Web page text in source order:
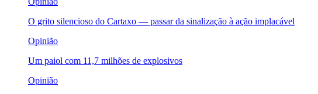
O grito silencioso do Cartaxo — passar da sinalização à ação implacável
Opinião
Um paiol com 11,7 milhões de explosivos
Opinião